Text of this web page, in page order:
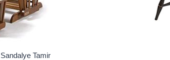
Tamir